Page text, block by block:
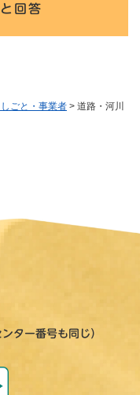
ごと・事業者 > 道路・河川
回答
ター番号も同じ）